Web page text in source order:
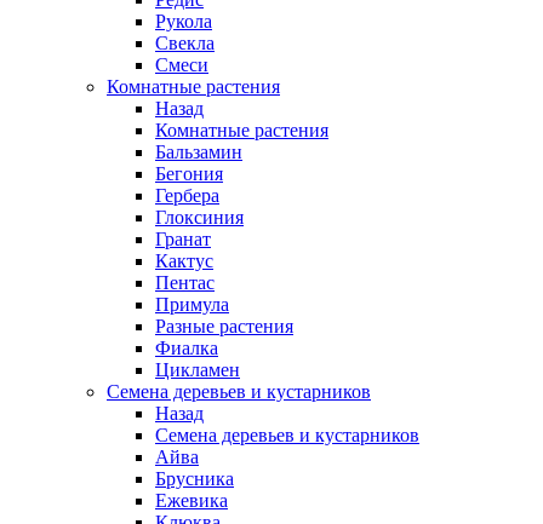
Рукола
Свекла
Смеси
Комнатные растения
Назад
Комнатные растения
Бальзамин
Бегония
Гербера
Глоксиния
Гранат
Кактус
Пентас
Примула
Разные растения
Фиалка
Цикламен
Семена деревьев и кустарников
Назад
Семена деревьев и кустарников
Айва
Брусника
Ежевика